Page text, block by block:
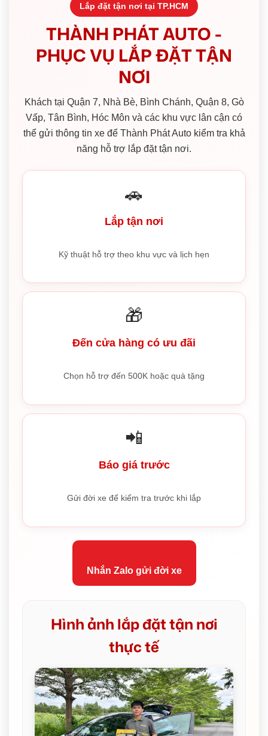
Lắp đặt tận nơi tại TP.HCM
THÀNH PHÁT AUTO -
PHỤC VỤ LẮP ĐẶT TẬN
NƠI
Khách tại Quận 7, Nhà Bè, Bình Chánh, Quận 8, Gò
Vấp, Tân Bình, Hóc Môn và các khu vực lân cận có
thể gửi thông tin xe để Thành Phát Auto kiểm tra khả
năng hỗ trợ lắp đặt tận nơi.
🚗
Lắp tận nơi
Kỹ thuật hỗ trợ theo khu vực và lịch hẹn
🎁
Đến cửa hàng có ưu đãi
Chọn hỗ trợ đến 500K hoặc quà tặng
📲
Báo giá trước
Gửi đời xe để kiểm tra trước khi lắp
Nhắn Zalo gửi đời xe
Hình ảnh lắp đặt tận nơi
thực tế